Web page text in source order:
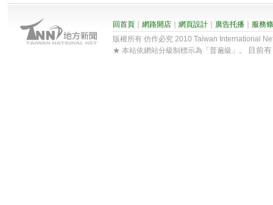
回首頁 網路開店 網頁設計 廣告托播
服務
版權所有 仿作必究 2010 Taiwan International
★ 本站依網站分級制標示為「普遍級」。
目前